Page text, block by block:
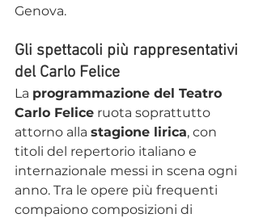
Genova.
Gli spettacoli più rappresentativi
del Carlo Felice
La programmazione del Teatro
Carlo Felice ruota soprattutto
attorno alla stagione lirica, con
titoli del repertorio italiano e
internazionale messi in scena ogni
anno. Tra le opere più frequenti
compaiono composizioni di